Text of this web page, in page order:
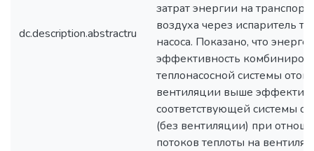
dc.description.abstractru
затрат энергии на
воздуха через испаритель
насоса. Показано, что
эффективность
теплонасосной системы
вентиляции выше
соответствующей системы
(без вентиляции) при
потоков теплоты на